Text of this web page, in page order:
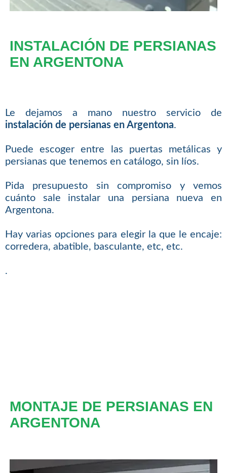
INSTALACIÓN DE PERSIANAS
EN ARGENTONA
Le dejamos a mano nuestro servicio de
instalación de persianas en Argentona.
Puede escoger entre las puertas metálicas y
persianas que tenemos en catálogo, sin líos.
Pida presupuesto sin compromiso y vemos
cuánto sale instalar una persiana nueva en
Argentona.
Hay varias opciones para elegir la que le encaje:
corredera, abatible, basculante, etc, etc.
.
MONTAJE DE PERSIANAS EN
ARGENTONA